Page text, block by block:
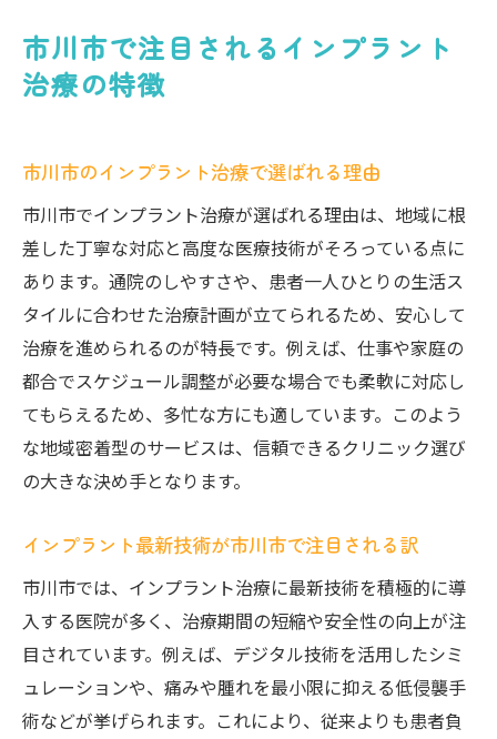
市川市で注目されるインプラント
治療の特徴
市川市のインプラント治療で選ばれる理由
市川市でインプラント治療が選ばれる理由は、地域に根
差した丁寧な対応と高度な医療技術がそろっている点に
あります。通院のしやすさや、患者一人ひとりの生活ス
タイルに合わせた治療計画が立てられるため、安心して
治療を進められるのが特長です。例えば、仕事や家庭の
都合でスケジュール調整が必要な場合でも柔軟に対応し
てもらえるため、多忙な方にも適しています。このよう
な地域密着型のサービスは、信頼できるクリニック選び
の大きな決め手となります。
インプラント最新技術が市川市で注目される訳
市川市では、インプラント治療に最新技術を積極的に導
入する医院が多く、治療期間の短縮や安全性の向上が注
目されています。例えば、デジタル技術を活用したシミ
ュレーションや、痛みや腫れを最小限に抑える低侵襲手
術などが挙げられます。これにより、従来よりも患者負